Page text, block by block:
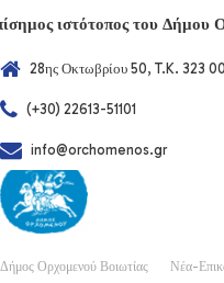
ιστότοπος του Δήμου
28ης Οκτωβρίου 50, T.K. 323 00
(+30) 22613-51101
info@orchomenos.gr
Δήμος Ορχομενού Βοιωτίας Νέα-